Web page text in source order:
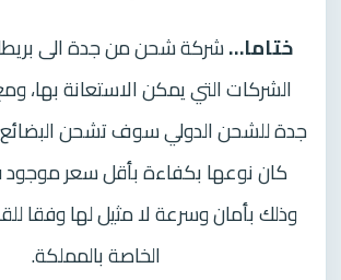
ختاما…شركة شحن من جدة الى
الشركات التي يمكن الاستعانة بها،
جدة للشحن الدولي سوف تشحن
كان نوعها بكفاءة بأقل سعر موجود
وذلك بأمان وسرعة لا مثيل لها وفقا
الخاصة بالمملكة.